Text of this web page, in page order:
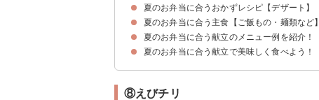
①ゴーヤの酢漬け
②きのこマリネ
③パプリカのマリネ
④夏野菜の卵焼き
⑤作り置きしやすいピーマン金平
⑥夏野菜のピクルス
⑦オクラとヤングコーンのカレー炒め
⑧夏野菜のケチャップ炒め
夏のお弁当に合うおかずレシピ【デザート】
①フルーツ寒天ゼリー
②ひとくち巾着ゼリー
③あんこ入りスイートポテト
④子供が喜ぶ動物ホットケーキ
夏のお弁当に合う主食【ご飯もの・麺類など】
①夏野菜焼きそば
②梅しそご飯
③梅とひじきと枝豆の炊き込みご飯
④巻きいなり
⑤そばいなり
⑥卵巻きそうめん
⑦冷製梅ツナパスタ
夏のお弁当に合う献立のメニュー例を紹介！
献立メニュー例①夏バテ防止の暑い日向け
献立メニュー例②時短で作れる忙しい人向け
献立メニュー例③和食が好きな人向け
夏のお弁当に合う献立で美味しく食べよう！
⑧えびチリ